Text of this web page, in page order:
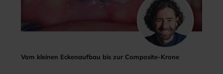
Vom kleinen Eckenaufbau bis zur Composite-Krone